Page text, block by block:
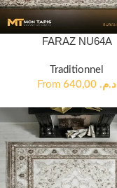
FARAZ NU64A
Traditionnel
From
د.م.